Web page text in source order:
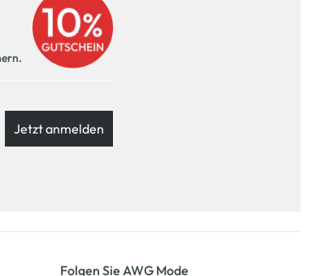
Jetzt anmelden
Folgen Sie AWG Mode